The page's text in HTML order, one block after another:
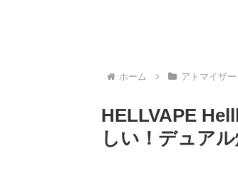
ホーム アトマイザー
HELLVAPE
しい！デュア